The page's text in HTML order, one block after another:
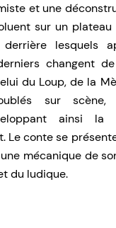
et une
sur un plateau
lesquels
changent
du Loup, de la
sur scène,
ainsi
Le conte se
mécanique de
du ludique.